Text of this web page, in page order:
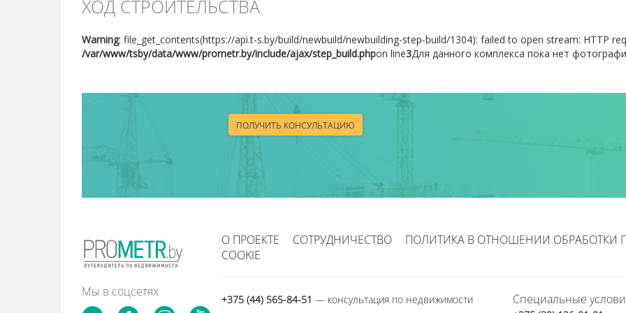
ХОД СТРОИТЕЛЬСТВА
Warning: file_get_contents(https://api.t-s.by/build/newbuild/newbuilding-step-build/1304): failed to open stream: HTTP
/var/www/tsby/data/www/prometr.by/include/ajax/step_build.phpon line3Для данного комплекса пока нет
ПОЛУЧИТЬ КОНСУЛЬТАЦИЮ
Мы в соцсетях
О ПРОЕКТЕ СОТРУДНИЧЕСТВО
ПОЛИТИКА В ОТНОШЕНИИ ОБРАБОТКИ
COOKIE
+375 (44) 565-84-51 — консультация по недвижимости Специальные